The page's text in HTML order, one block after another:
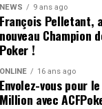
par Logghe au centre
NEWS 9 ans ago
François Pelletant,
nouveau Champion
Poker !
ONLINE 16 ans ago
Envolez-vous pour
Million avec